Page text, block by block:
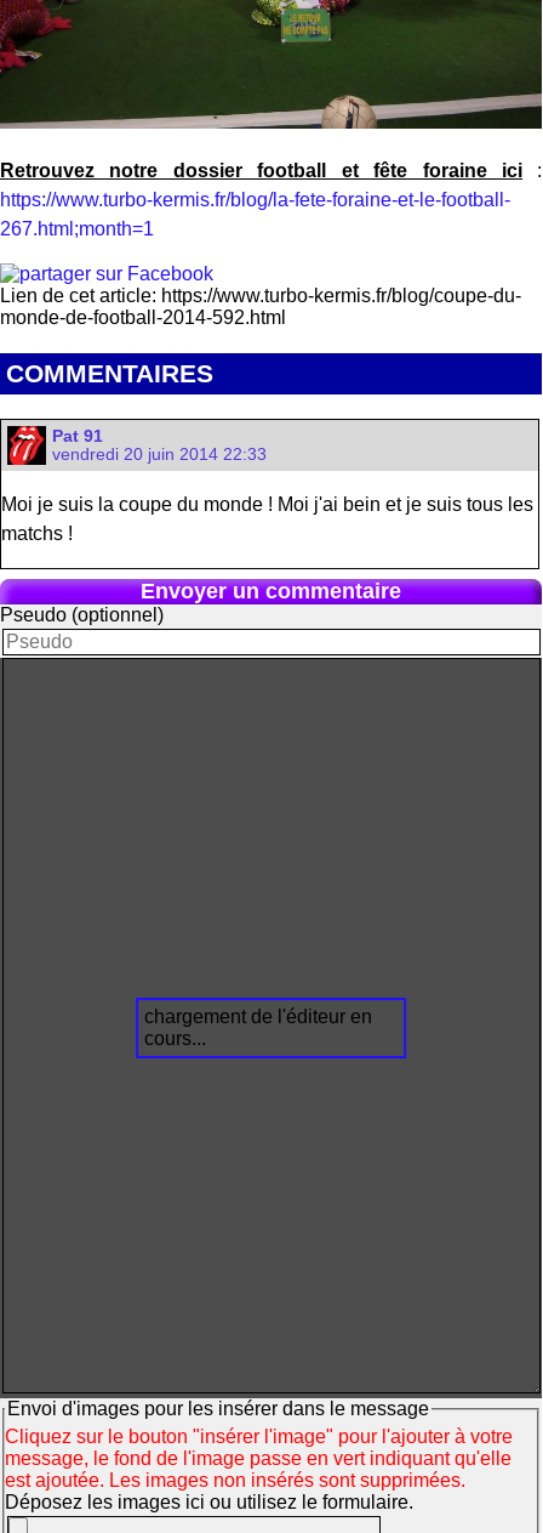
Retrouvez notre dossier football et fête foraine ici:
https://www.turbo-kermis.fr/blog/la-fete-foraine-et-le-football-
267.html;month=1
Lien de cet article: https://www.turbo-kermis.fr/blog/coupe-du-
monde-de-football-2014-592.html
COMMENTAIRES
Pat 91
vendredi 20 juin 2014 22:33
Moi je suis la coupe du monde ! Moi j'ai bein et je suis tous les
matchs !
Envoyer un commentaire
Pseudo (optionnel)
chargement de l'éditeur en
cours...
Envoi d'images pour les insérer dans le message
Cliquez sur le bouton "insérer l'image" pour l'ajouter à votre
message, le fond de l'image passe en vert indiquant qu'elle
est ajoutée. Les images non insérés sont supprimées.
Déposez les images ici ou utilisez le formulaire.